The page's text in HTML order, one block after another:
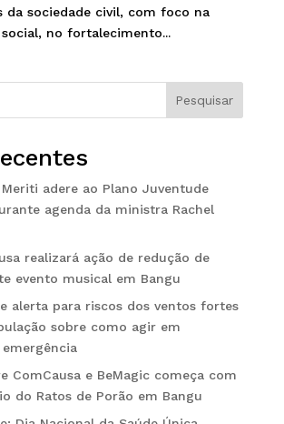
da sociedade civil, com foco na
no fortalecimento...
Pesquisar
adere ao Plano Juventude
agenda da ministra Rachel
realizará ação de redução de
evento musical em Bangu
alerta para riscos dos ventos fortes
sobre como agir em
ComCausa e BeMagic começa com
do Ratos de Porão em Bangu